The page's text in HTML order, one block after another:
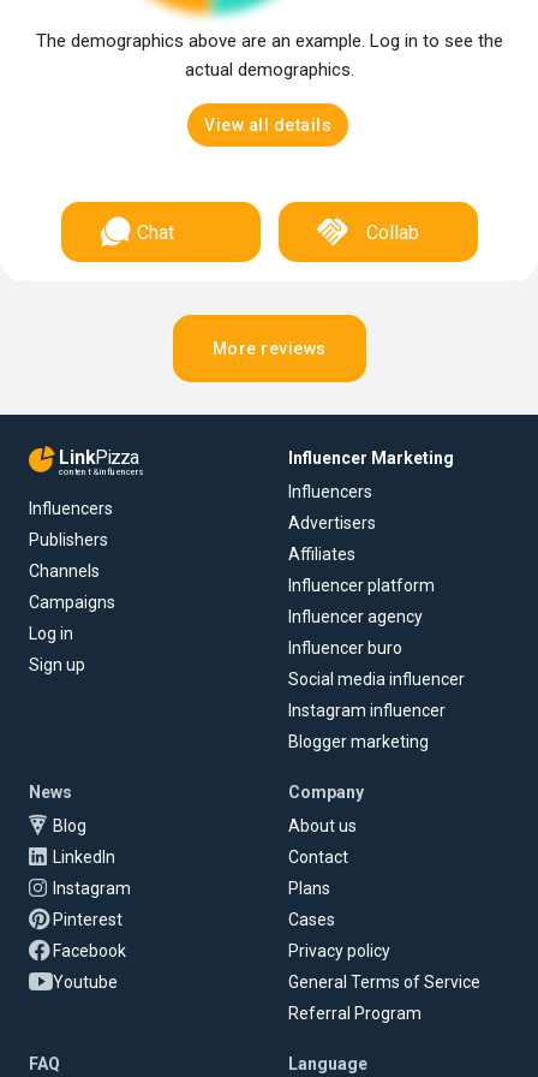
The demographics above are an example. Log in to see the
actual demographics.
View all details
Chat Collab
More reviews
LinkPizza
content & influencers
Influencers
Publishers
Channels
Campaigns
Log in
Sign up
Influencer Marketing
Influencers
Advertisers
Affiliates
Influencer platform
Influencer agency
Influencer buro
Social media influencer
Instagram influencer
Blogger marketing
News
Blog
LinkedIn
Instagram
Pinterest
Facebook
Youtube
Company
About us
Contact
Plans
Cases
Privacy policy
General Terms of Service
Referral Program
FAQ Language